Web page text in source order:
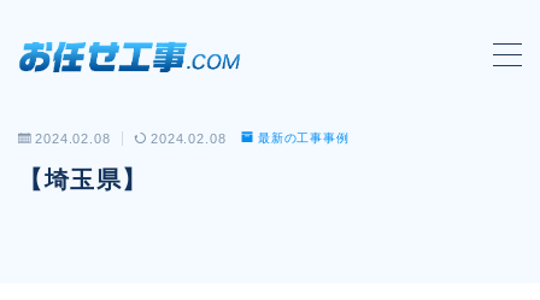
MENU
会社概要
2024.02.08 2024.02.08 最新の工事事例
【埼玉県】